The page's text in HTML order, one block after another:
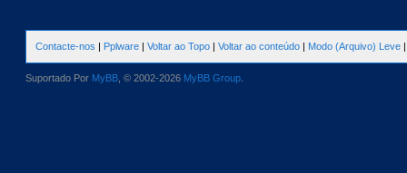
Contacte-nos | Pplware | Voltar ao Topo | Voltar ao conteúdo | Modo (Arquivo) Leve
Suportado Por MyBB , © 2002-2026 MyBB Group